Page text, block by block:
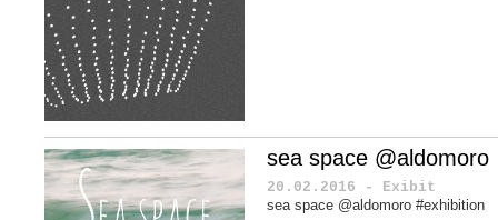
sea space @aldomoro
20.02.2016 - Exibit
sea space @aldomoro #exhibition